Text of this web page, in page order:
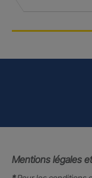
Mentions légales